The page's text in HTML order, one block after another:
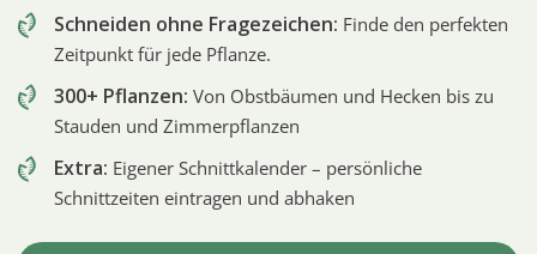
Schneiden ohne Fragezeichen: Finde den perfekten
Zeitpunkt für jede Pflanze.
300+ Pflanzen: Von Obstbäumen und Hecken bis zu
Stauden und Zimmerpflanzen
Extra: Eigener Schnittkalender – persönliche
Schnittzeiten eintragen und abhaken